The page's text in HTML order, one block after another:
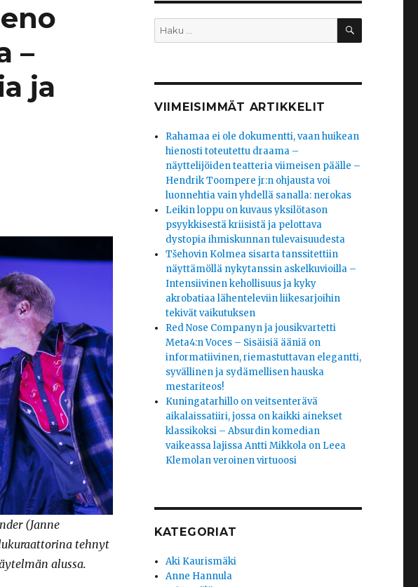
–
ja
(Janne
tehnyt
alussa.
Etsi: HAKU
VIIMEISIMMÄT ARTIKKELIT
Rahamaa ei ole dokumentti, vaan huikean
hienosti toteutettu draama –
näyttelijöiden teatteria viimeisen päälle –
Hendrik Toompere jr:n ohjausta voi
luonnehtia vain yhdellä sanalla: nerokas
Leikin loppu on kuvaus yksilötason
psyykkisestä kriisistä ja pelottava
dystopia ihmiskunnan tulevaisuudesta
Tšehovin Kolmea sisarta tanssitettiin
näyttämöllä nykytanssin askelkuvioilla –
Intensiivinen kehollisuus ja kyky
akrobatiaa lähenteleviin liikesarjoihin
tekivät vaikutuksen
Red Nose Companyn ja jousikvartetti
Meta4:n Voces – Sisäisiä ääniä on
informatiivinen, riemastuttavan elegantti,
syvällinen ja sydämellisen hauska
mestariteos!
Kuningatarhillo on veitsenterävä
aikalaissatiiri, jossa on kaikki ainekset
klassikoksi – Absurdin komedian
vaikeassa lajissa Antti Mikkola on Leea
Klemolan veroinen virtuoosi
KATEGORIAT
Aki Kaurismäki
Anne Hannula